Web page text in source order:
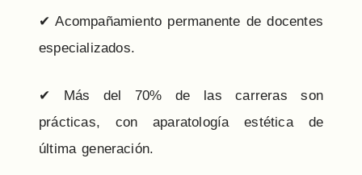
✔ Acompañamiento permanente de docentes
especializados.
✔ Más del 70% de las carreras son
prácticas, con aparatología estética de
última generación.